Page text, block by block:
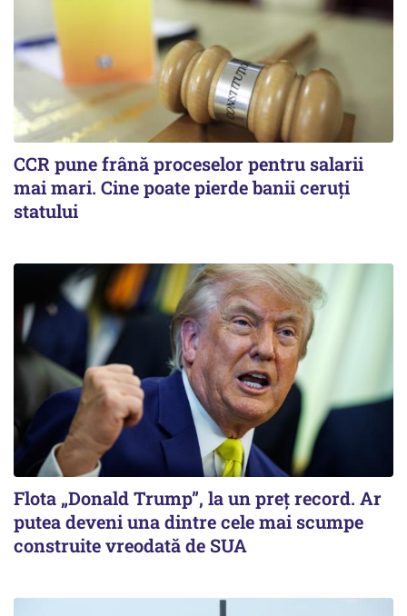
CCR pune frână proceselor pentru salarii
mai mari. Cine poate pierde banii ceruți
statului
Flota „Donald Trump”, la un preț record. Ar
putea deveni una dintre cele mai scumpe
construite vreodată de SUA